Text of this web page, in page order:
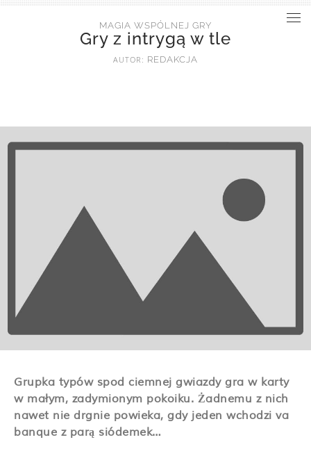
MAGIA WSPÓLNEJ GRY
Gry z intrygą w tle
AUTOR: REDAKCJA
Grupka typów spod ciemnej gwiazdy gra w karty
w małym, zadymionym pokoiku. Żadnemu z nich
nawet nie drgnie powieka, gdy jeden wchodzi va
banque z parą siódemek…